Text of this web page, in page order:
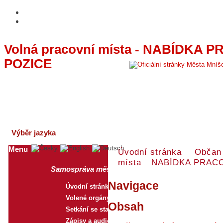
Volná pracovní místa - NABÍDKA
POZICE
Výběr jazyka
Česky English Deutsch
Menu
Samospráva města
Úvodní stránka
Volené orgány
Setkání se starostkou
Zápisy a audiozáznamy z
Úvodní stránka
Občan
místa
NABÍDKA
Navigace
Obsah